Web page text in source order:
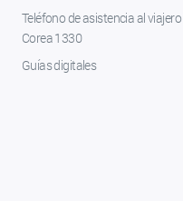
Teléfono de asistencia al
Corea 1330
Guías digitales